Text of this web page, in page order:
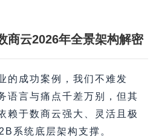
商云2026年全景架构解密
的成功案例，我们不难发
语言与痛点千差万别，但其
赖于数商云强大、灵活且极
系统底层架构支撑。